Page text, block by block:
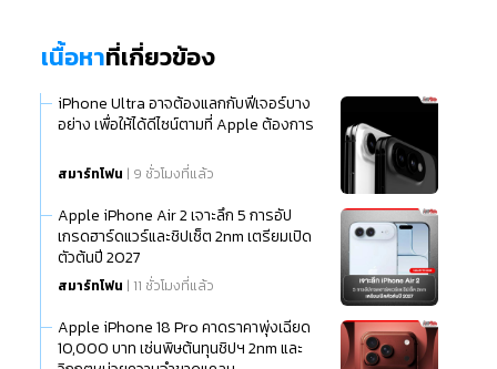
เนื้อหาที่เกี่ยวข้อง
iPhone Ultra อาจต้องแลกกับฟีเจอร์บาง
อย่าง เพื่อให้ได้ดีไซน์ตามที่ Apple ต้องการ
สมาร์ทโฟน | 9 ชั่วโมงที่แล้ว
Apple iPhone Air 2 เจาะลึก 5 การอัป
เกรดฮาร์ดแวร์และชิปเซ็ต 2nm เตรียมเปิด
ตัวต้นปี 2027
สมาร์ทโฟน | 11 ชั่วโมงที่แล้ว
Apple iPhone 18 Pro คาดราคาพุ่งเฉียด
10,000 บาท เซ่นพิษต้นทุนชิปฯ 2nm และ